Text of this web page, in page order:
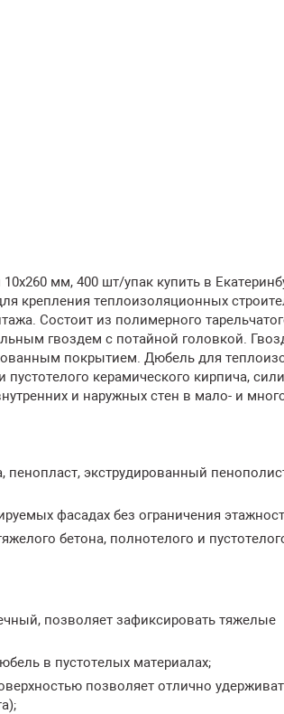
мм, 400 шт/упак купить в
крепления теплоизоляционных
Состоит из полимерного
гвоздем с потайной головкой.
покрытием. Дюбель для
керамического кирпича,
и наружных стен в мало- и
экструдированный
фасадах без ограничения
бетона, полнотелого и
позволяет зафиксировать тяжелые
в пустотелых материалах;
позволяет отлично